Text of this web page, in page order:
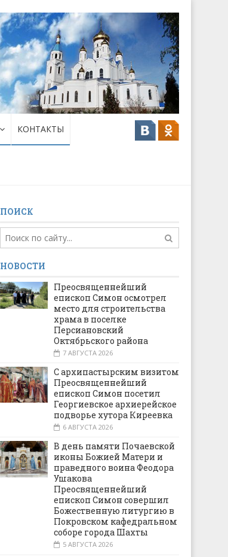
КОНТАКТЫ
ПОИСК
НОВОСТИ
Преосвященнейший
епископ Симон осмотрел
место для строительства
храма в поселке
Персиановский
Октябрьского района
7 АВГУСТА 2026
С архипастырским визитом
Преосвященнейший
епископ Симон посетил
Георгиевское архиерейское
подворье хутора Киреевка
6 АВГУСТА 2026
В день памяти Почаевской
иконы Божией Матери и
праведного воина Феодора
Ушакова
Преосвященнейший
епископ Симон совершил
Божественную литургию в
Покровском кафедральном
соборе города Шахты
5 АВГУСТА 2026